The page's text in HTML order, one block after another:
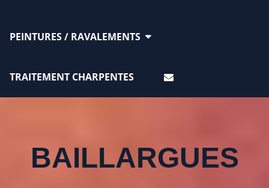
PEINTURES / RAVALEMENTS
TRAITEMENT CHARPENTES
BAILLARGUES